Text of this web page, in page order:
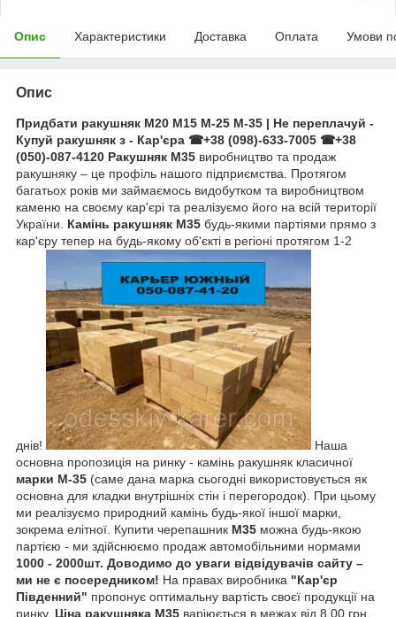
Опис Характеристики Доставка Оплата Умови
Опис
Придбати ракушняк М20 М15 М-25 М-35 | Не переплачуй -
Купуй ракушняк з - Кар'єра ☎+38 (098)-633-7005 ☎+38
(050)-087-4120 Ракушняк М35 виробництво та продаж
ракушняку – це профіль нашого підприємства. Протягом
багатьох років ми займаємось видобутком та виробництвом
каменю на своєму кар'єрі та реалізуємо його на всій території
України. Камінь ракушняк М35 будь-якими партіями прямо з
кар'єру тепер на будь-якому об'єкті в регіоні протягом 1-2
днів!
Наша
основна пропозиція на ринку - камінь ракушняк класичної
марки М-35 (саме дана марка сьогодні використовується як
основна для кладки внутрішніх стін і перегородок). При цьому
ми реалізуємо природний камінь будь-якої іншої марки,
зокрема елітної. Купити черепашник М35 можна будь-якою
партією - ми здійснюємо продаж автомобільними нормами
1000 - 2000шт. Доводимо до уваги відвідувачів сайту –
ми не є посередником! На правах виробника "Кар'єр
Південний" пропонує оптимальну вартість своєї продукції на
ринку. Ціна ракушняка М35 варіюється в межах від 8.00 грн.